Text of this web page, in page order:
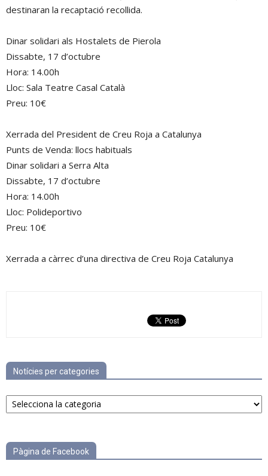
destinaran la recaptació recollida.
Dinar solidari als Hostalets de Pierola
Dissabte, 17 d’octubre
Hora: 14.00h
Lloc: Sala Teatre Casal Català
Preu: 10€
Xerrada del President de Creu Roja a Catalunya
Punts de Venda: llocs habituals
Dinar solidari a Serra Alta
Dissabte, 17 d’octubre
Hora: 14.00h
Lloc: Polideportivo
Preu: 10€
Xerrada a càrrec d’una directiva de Creu Roja Catalunya
Notícies per categories
Notícies
per
Pàgina de Facebook